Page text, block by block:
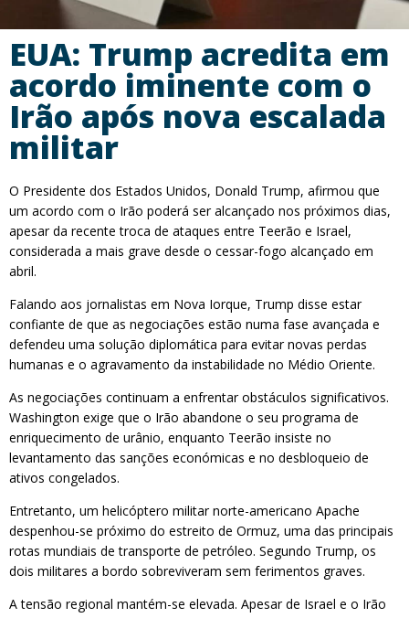
EUA: Trump acredita em
acordo iminente com o
Irão após nova escalada
militar
O Presidente dos Estados Unidos, Donald Trump, afirmou que
um acordo com o Irão poderá ser alcançado nos próximos dias,
apesar da recente troca de ataques entre Teerão e Israel,
considerada a mais grave desde o cessar-fogo alcançado em
abril.
Falando aos jornalistas em Nova Iorque, Trump disse estar
confiante de que as negociações estão numa fase avançada e
defendeu uma solução diplomática para evitar novas perdas
humanas e o agravamento da instabilidade no Médio Oriente.
As negociações continuam a enfrentar obstáculos significativos.
Washington exige que o Irão abandone o seu programa de
enriquecimento de urânio, enquanto Teerão insiste no
levantamento das sanções económicas e no desbloqueio de
ativos congelados.
Entretanto, um helicóptero militar norte-americano Apache
despenhou-se próximo do estreito de Ormuz, uma das principais
rotas mundiais de transporte de petróleo. Segundo Trump, os
dois militares a bordo sobreviveram sem ferimentos graves.
A tensão regional mantém-se elevada. Apesar de Israel e o Irão